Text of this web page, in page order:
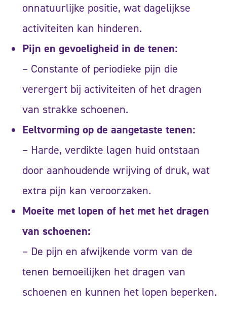
onnatuurlijke positie, wat dagelijkse
activiteiten kan hinderen.
Pijn en gevoeligheid in de tenen:
– Constante of periodieke pijn die
verergert bij activiteiten of het dragen
van strakke schoenen.
Eeltvorming op de aangetaste tenen:
– Harde, verdikte lagen huid ontstaan
door aanhoudende wrijving of druk, wat
extra pijn kan veroorzaken.
Moeite met lopen of het met het dragen
van schoenen:
– De pijn en afwijkende vorm van de
tenen bemoeilijken het dragen van
schoenen en kunnen het lopen beperken.